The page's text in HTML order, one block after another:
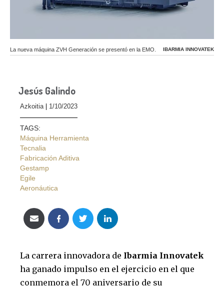
La nueva máquina ZVH Generación se presentó en la EMO. IBARMIA INNOVATEK
Jesús Galindo
Azkoitia 1/10/2023
TAGS:
Máquina Herramienta
Tecnalia
Fabricación Aditiva
Gestamp
Egile
Aeronáutica
La carrera innovadora de Ibarmia Innovatek
ha ganado impulso en el ejercicio en el que
conmemora el 70 aniversario de su